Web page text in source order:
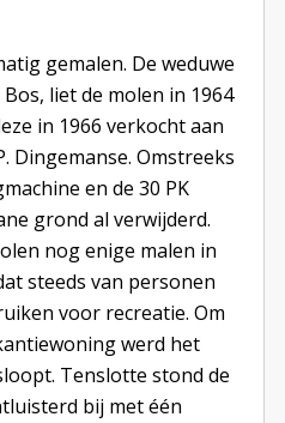
gemalen. De weduwe
liet de molen in 1964
in 1966 verkocht aan
Dingemanse. Omstreeks
en de 30 PK
grond al verwijderd.
nog enige malen in
steeds van personen
voor recreatie. Om
werd het
Tenslotte stond de
bij met één